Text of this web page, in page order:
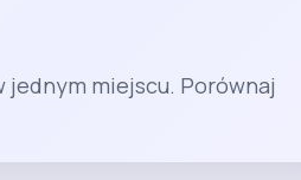
miejscu. Porównaj